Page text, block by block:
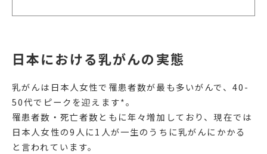
日本における乳がんの実態
乳がんは日本人女性で罹患者数が最も多いがんで、40-
50代でピークを迎えます*。
罹患者数・死亡者数ともに年々増加しており、現在では
日本人女性の9人に1人が一生のうちに乳がんにかかる
と言われています。